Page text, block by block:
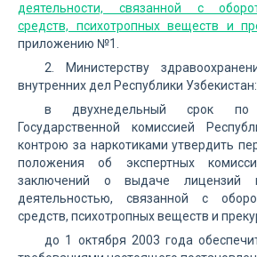
деятельности, связанной с
средств, психотропных веществ и
приложению №1.
2. Министерству
внутренних дел Республики Узбекистан:
в двухнедельный срок по
Государственной комиссией
контрою за наркотиками утвердить
положения об экспертных
заключений о выдаче лицензий
деятельностью, связанной с
средств, психотропных веществ и
до 1 октября 2003 года